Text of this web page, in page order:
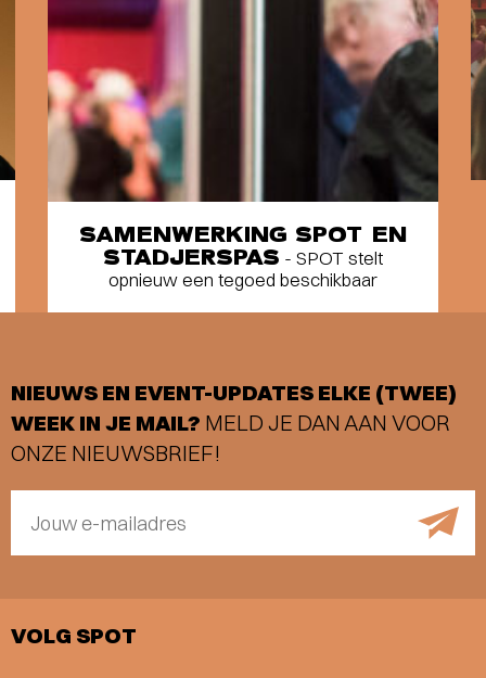
SAMENWERKING SPOT EN
STADJERSPAS - SPOT stelt
opnieuw een tegoed beschikbaar
NIEUWS EN EVENT-UPDATES ELKE (TWEE)
WEEK IN JE MAIL? MELD JE DAN AAN VOOR
ONZE NIEUWSBRIEF!
Jouw e-mailadres
VOLG SPOT